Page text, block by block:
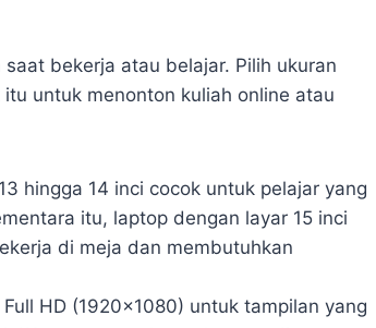
bekerja atau belajar. Pilih ukuran
untuk menonton kuliah online atau
hingga 14 inci cocok untuk pelajar yang
itu, laptop dengan layar 15 inci
di meja dan membutuhkan
HD (1920×1080) untuk tampilan yang